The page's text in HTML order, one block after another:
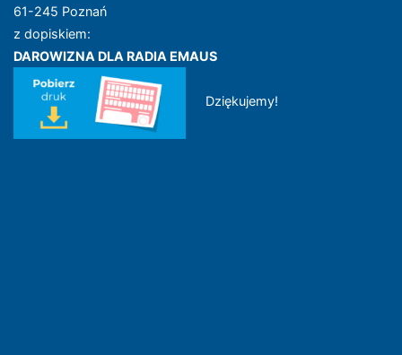
61-245 Poznań
z dopiskiem:
DAROWIZNA DLA RADIA EMAUS
Dziękujemy!